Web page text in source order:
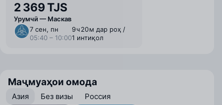
2 369 TJS
Урумчӣ — Маскав
7 сен, пн
05:40 – 10:00
9 ⁠ч 20 ⁠м дар роҳ /
1 интиқол
Маҷмуаҳои омода
Азия Без визы Россия